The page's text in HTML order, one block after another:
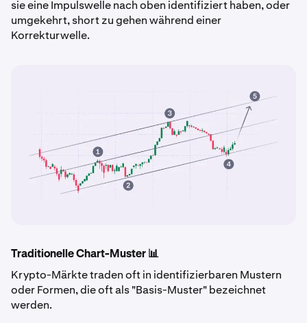
sie eine Impulswelle nach oben identifiziert haben, oder
umgekehrt, short zu gehen während einer
Korrekturwelle.
Traditionelle Chart-Muster 📊
Krypto-Märkte traden oft in identifizierbaren Mustern
oder Formen, die oft als "Basis-Muster" bezeichnet
werden.